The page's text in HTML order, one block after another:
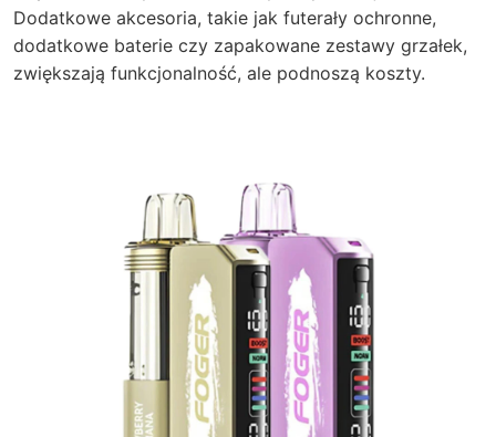
Dodatkowe akcesoria, takie jak futerały ochronne,
dodatkowe baterie czy zapakowane zestawy grzałek,
zwiększają funkcjonalność, ale podnoszą koszty.